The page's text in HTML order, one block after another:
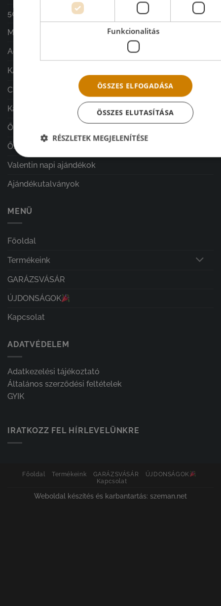
5000 ft alatti ajándékok
Mikulás ajándékok
Adventi naptárak
KARÁCSONY
CÉGEKNEK
Karácsonyi fenyőfadíszek
Ősz
Őszi erdei állatcsaládok
Valentin napi ajándékok
Ajándékutalványok
MENÜ
Főoldal
Termékeink
GARÁZSVÁSÁR
ÚJDONSÁGOK
Kapcsolat
ADATVÉDELEM
Adatkezelési tájékoztató
Általános szerződési feltételek
GYIK
IRATKOZZ FEL HÍRLEVELÜNKRE
Főoldal Termékeink GARÁZSVÁSÁR
ÚJDONSÁGOK
Kapcsolat
Weboldal készítés és karbantartás: szeman.net
Funkcionalitás
ÖSSZES ELFOGADÁSA
ÖSSZES ELUTASÍTÁSA
RÉSZLETEK MEGJELENÍTÉSE